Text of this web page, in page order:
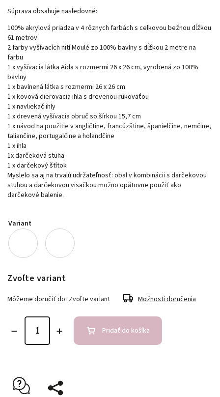
Súprava obsahuje nasledovné:
100% akrylová priadza v 4 rôznych farbách s celkovou bežnou dĺžkou
61 metrov
2 farby vyšívacích nití Moulé zo 100% bavlny s dĺžkou 2 metre na
farbu
1 x vyšívacia látka Aida s rozmermi 26 x 26 cm, vyrobená zo 100%
bavlny
1 x bavlnená látka s rozmermi 26 x 26 cm
1 x kovová dierovacia ihla s drevenou rukoväťou
1 x navliekač ihly
1 x drevená vyšívacia obruč so šírkou 15,7 cm
1 x návod na použitie v angličtine, francúzštine, španielčine, nemčine,
taliančine, portugalčine a holandčine
1 x ihla
1x darčeková stuha
1 x darčekový štítok
Myslelo sa aj na trvalú udržateľnosť: obal v kombinácii s darčekovou
stuhou a darčekovou visačkou možno opätovne použiť ako
darčekové balenie.
Variant
Zvoľte variant
Môžeme doručiť do: Zvoľte variant Možnosti doručenia
Pridať do košíka